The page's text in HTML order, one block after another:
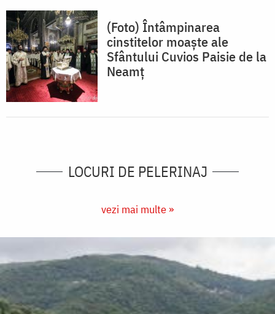
(Foto) Întâmpinarea
cinstitelor moaşte ale
Sfântului Cuvios Paisie de la
Neamț
LOCURI DE PELERINAJ
vezi mai multe »